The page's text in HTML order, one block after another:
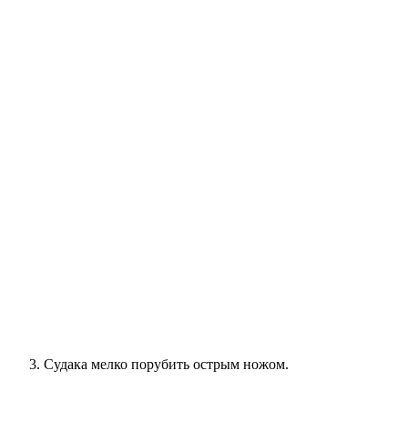
Судака мелко порубить острым ножом.